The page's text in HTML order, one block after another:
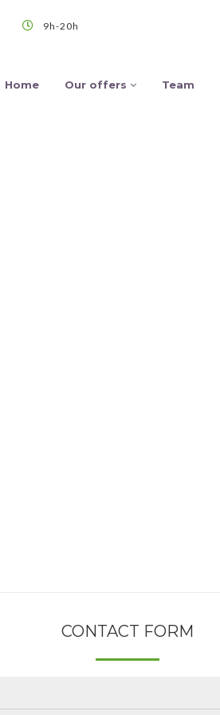
9h-20h
Home Our offers Team
CONTACT FORM